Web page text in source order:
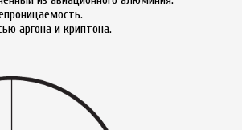
аргона и криптона.